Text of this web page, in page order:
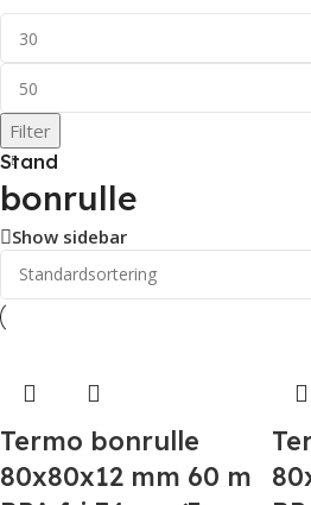
Filter
Stand
bonrulle
Show sidebar
Termo bonrulle
80x80x12 mm 60 m